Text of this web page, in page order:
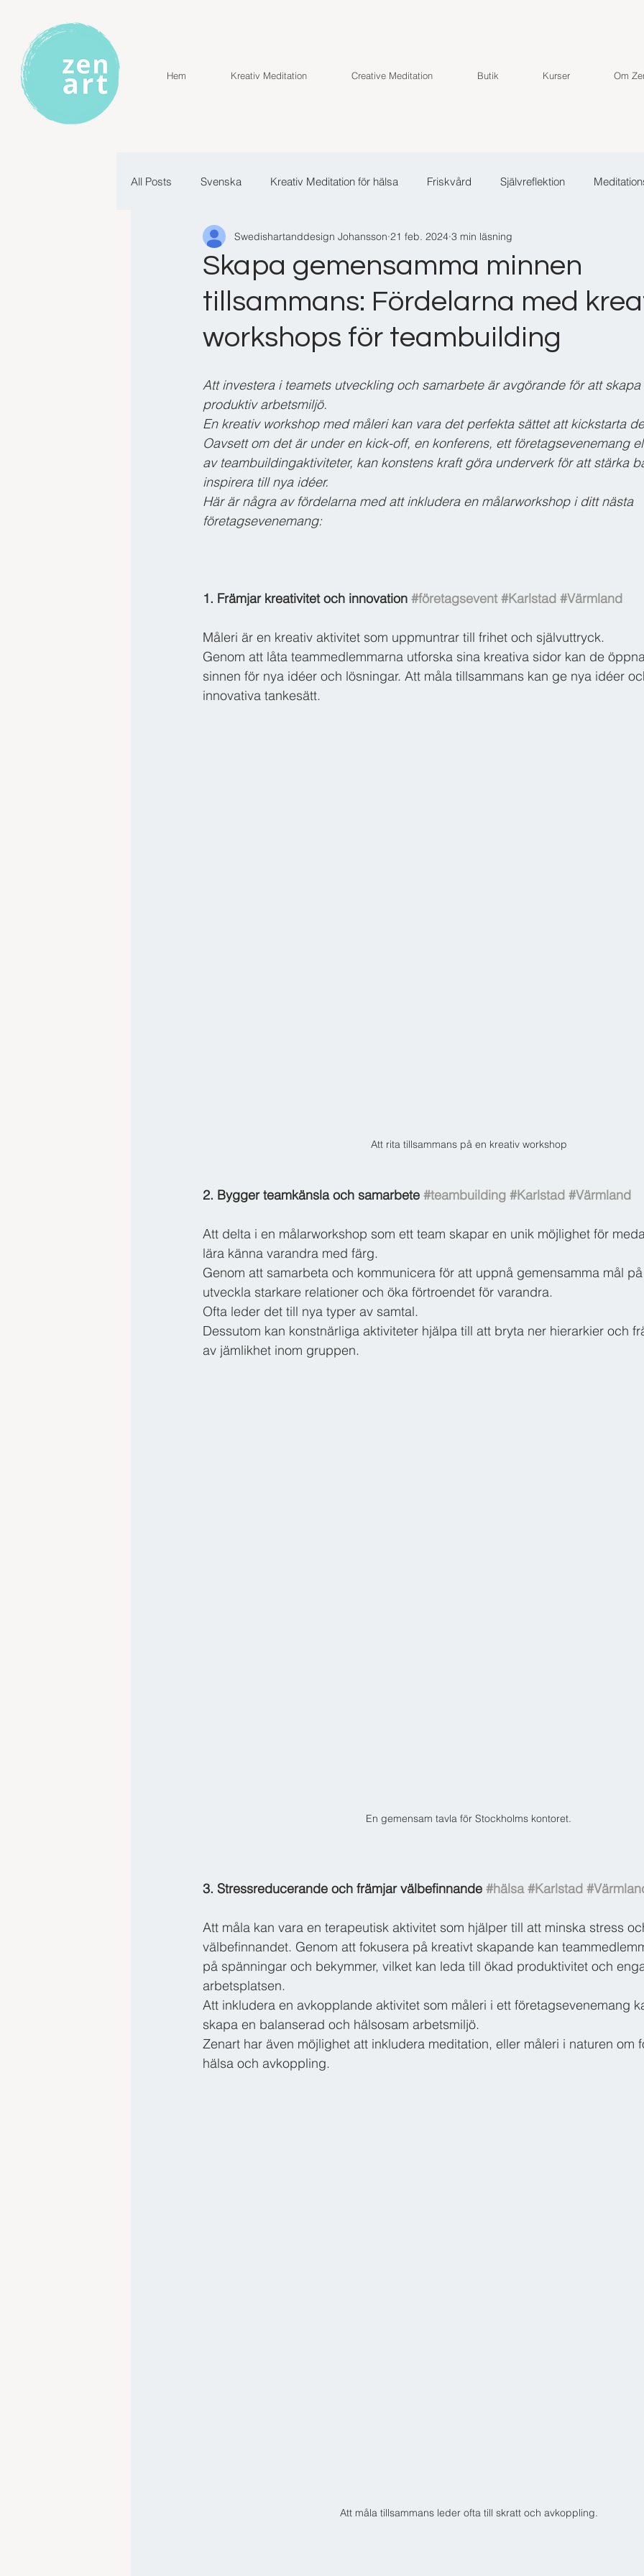
Hem Kreativ Meditation Creative Meditation Butik Kurser Om
All Posts Svenska Kreativ Meditation för hälsa Friskvård Självreflektion
Intuitivt skapande
Skapa gemensamma minnen
tillsammans: Fördelarna med
workshops för teambuilding
Swedishartanddesign Johansson 21 feb. 2024 3 min läsning
Att investera i teamets utveckling och samarbete är avgörande för att
produktiv arbetsmiljö.
En kreativ workshop med måleri kan vara det perfekta sättet att kickstarta
Oavsett om det är under en kick-off, en konferens, ett företagsevenemang
av teambuildingaktiviteter, kan konstens kraft göra underverk för att stärka
inspirera till nya idéer.
Här är några av fördelarna med att inkludera en målarworkshop i ditt nästa
företagsevenemang:
1. Främjar kreativitet och innovation #företagsevent #Karlstad #Värmland
Måleri är en kreativ aktivitet som uppmuntrar till frihet och självuttryck.
Genom att låta teammedlemmarna utforska sina kreativa sidor kan de
sinnen för nya idéer och lösningar. Att måla tillsammans kan ge nya idéer
innovativa tankesätt.
Att rita tillsammans på en kreativ workshop
2. Bygger teamkänsla och samarbete #teambuilding #Karlstad #Värmland
Att delta i en målarworkshop som ett team skapar en unik möjlighet för
lära känna varandra med färg.
Genom att samarbeta och kommunicera för att uppnå gemensamma mål
utveckla starkare relationer och öka förtroendet för varandra.
Ofta leder det till nya typer av samtal.
Dessutom kan konstnärliga aktiviteter hjälpa till att bryta ner hierarkier och
av jämlikhet inom gruppen.
En gemensam tavla för Stockholms kontoret.
3. Stressreducerande och främjar välbefinnande #hälsa #Karlstad
Att måla kan vara en terapeutisk aktivitet som hjälper till att minska stress
välbefinnandet. Genom att fokusera på kreativt skapande kan
på spänningar och bekymmer, vilket kan leda till ökad produktivitet och
arbetsplatsen.
Att inkludera en avkopplande aktivitet som måleri i ett företagsevenemang
skapa en balanserad och hälsosam arbetsmiljö.
Zenart har även möjlighet att inkludera meditation, eller måleri i naturen om
hälsa och avkoppling.
Att måla tillsammans leder ofta till skratt och avkoppling.